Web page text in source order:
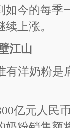
如今的每季
上涨。
江山
有洋奶粉是
亿元人民